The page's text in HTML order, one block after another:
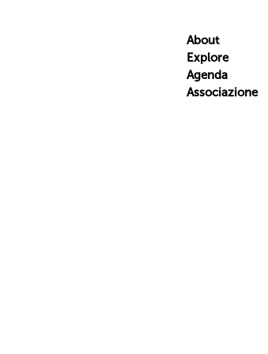
About
Explore
Agenda
Associazione